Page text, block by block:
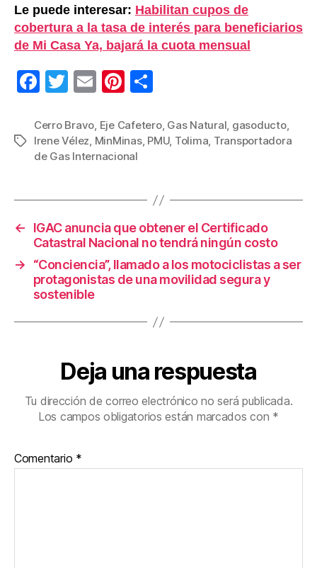
Le puede interesar: Habilitan cupos de
cobertura a la tasa de interés para beneficiarios
de Mi Casa Ya, bajará la cuota mensual
F
c
e
o
o
k
T
tt
er
E
ail
Pi
er
e
m
p
tir
Etiquetas
Cerro Bravo, Eje Cafetero, Gas Natural, gasoducto,
Irene Vélez, MinMinas, PMU, Tolima, Transportadora
de Gas Internacional
←
IGAC anuncia que obtener el Certificado
Catastral Nacional no tendrá ningún costo
→
“Conciencia”, llamado a los motociclistas a ser
protagonistas de una movilidad segura y
sostenible
Deja una respuesta
Tu dirección de correo electrónico no será publicada.
Los campos obligatorios están marcados con *
Comentario *